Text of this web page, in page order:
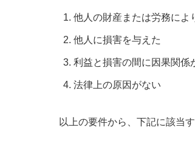
他人の財産または労務によ
他人に損害を与えた
利益と損害の間に因果関係
法律上の原因がない
以上の要件から、下記に該当